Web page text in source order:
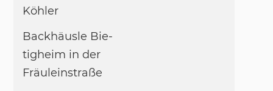
Köh­ler
Back­häus­le Bie­
tig­heim in der
Fräu­lein­straße